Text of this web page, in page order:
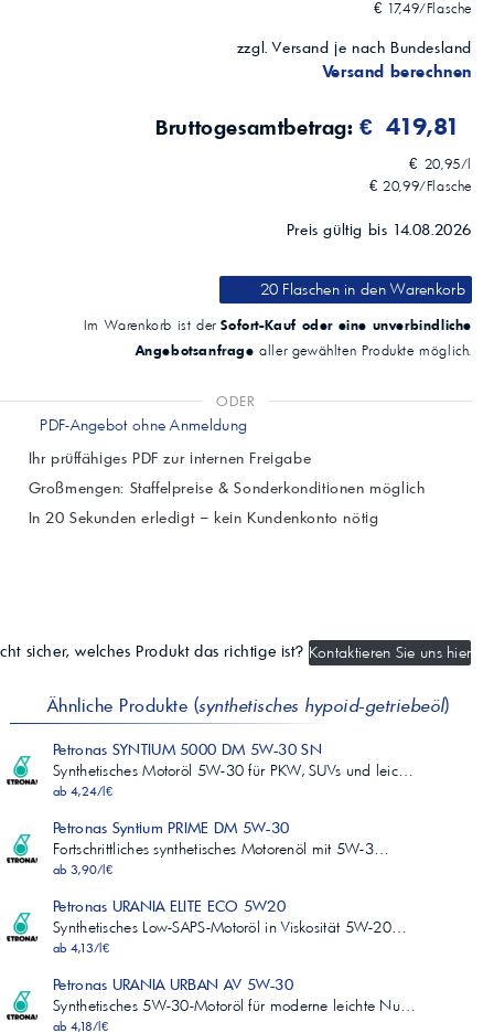
€ 17,49/Flasche
zzgl. Versand je nach Bundesland
Versand berechnen
Bruttogesamtbetrag:€ 419,81
€ 20,95/l
€ 20,99/Flasche
Preis gültig bis 14.08.2026
20 Flaschenin den Warenkorb
Im Warenkorb ist derSofort-Kauf oder eine unverbindliche
Angebotsanfrage aller gewählten Produkte möglich.
ODER
PDF-Angebot ohne Anmeldung
Ihr prüffähiges PDF zur internen Freigabe
Großmengen: Staffelpreise & Sonderkonditionen möglich
In 20 Sekunden erledigt – kein Kundenkonto nötig
sicher, welches Produkt das richtige ist? Kontaktieren Sie uns hier
Ähnliche Produkte (synthetisches hypoid-getriebeöl)
Petronas SYNTIUM 5000 DM 5W-30 SN
Synthetisches Motoröl 5W-30 für PKW, SUVs und leic…
ab 4,24/l€
Petronas Syntium PRIME DM 5W-30
Fortschrittliches synthetisches Motorenöl mit 5W-3…
ab 3,90/l€
Petronas URANIA ELITE ECO 5W20
Synthetisches Low-SAPS-Motoröl in Viskosität 5W-20…
ab 4,13/l€
Petronas URANIA URBAN AV 5W-30
Synthetisches 5W-30-Motoröl für moderne leichte Nu…
ab 4,18/l€